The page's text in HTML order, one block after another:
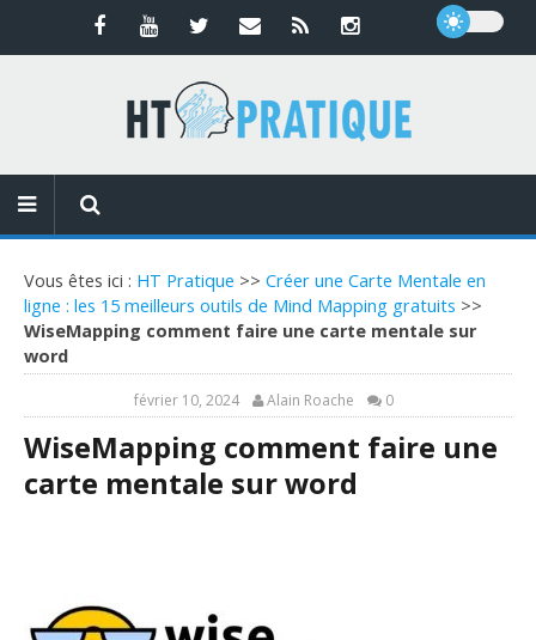
Vous êtes ici : HT Pratique >> Créer une Carte Mentale en
ligne : les 15 meilleurs outils de Mind Mapping gratuits >>
WiseMapping comment faire une carte mentale sur
word
février 10, 2024 Alain Roache 0
WiseMapping comment faire une
carte mentale sur word